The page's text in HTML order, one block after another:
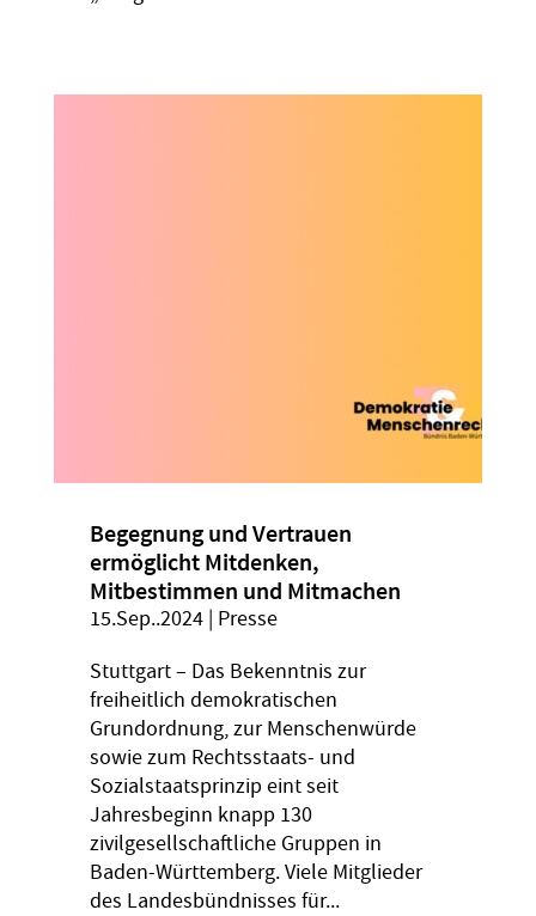
Begegnung und Vertrauen
ermöglicht Mitdenken,
Mitbestimmen und Mitmachen
15.Sep..2024| Presse
Stuttgart – Das Bekenntnis zur
freiheitlich demokratischen
Grundordnung, zur Menschenwürde
sowie zum Rechtsstaats- und
Sozialstaatsprinzip eint seit
Jahresbeginn knapp 130
zivilgesellschaftliche Gruppen in
Baden-Württemberg. Viele Mitglieder
des Landesbündnisses für...